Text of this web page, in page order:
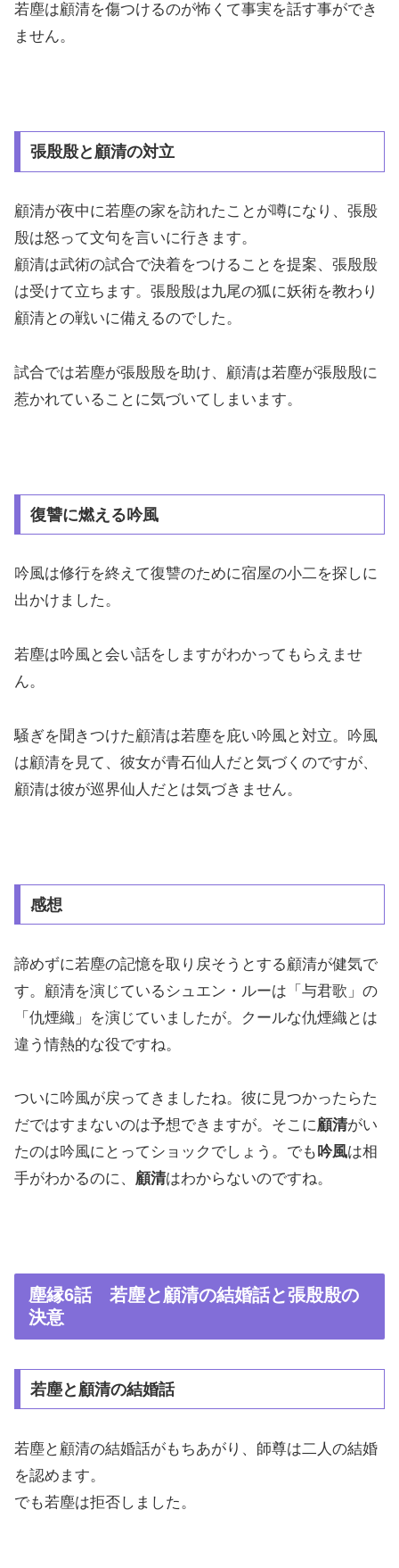
若塵は顧清を傷つけるのが怖くて事実を話す事ができ
ません。
張殷殷と顧清の対立
顧清が夜中に若塵の家を訪れたことが噂になり、張殷
殷は怒って文句を言いに行きます。
顧清は武術の試合で決着をつけることを提案、張殷殷
は受けて立ちます。張殷殷は九尾の狐に妖術を教わり
顧清との戦いに備えるのでした。
試合では若塵が張殷殷を助け、顧清は若塵が張殷殷に
惹かれていることに気づいてしまいます。
復讐に燃える吟風
吟風は修行を終えて復讐のために宿屋の小二を探しに
出かけました。
若塵は吟風と会い話をしますがわかってもらえませ
ん。
騒ぎを聞きつけた顧清は若塵を庇い吟風と対立。吟風
は顧清を見て、彼女が青石仙人だと気づくのですが、
顧清は彼が巡界仙人だとは気づきません。
感想
諦めずに若塵の記憶を取り戻そうとする顧清が健気で
す。顧清を演じているシュエン・ルーは「与君歌」の
「仇煙織」を演じていましたが。クールな仇煙織とは
違う情熱的な役ですね。
ついに吟風が戻ってきましたね。彼に見つかったらた
だではすまないのは予想できますが。そこに顧清がい
たのは吟風にとってショックでしょう。でも 吟風は相
手がわかるのに、 顧清はわからないのですね。
塵縁6話 若塵と顧清の結婚話と張殷殷の
決意
若塵と顧清の結婚話
若塵と顧清の結婚話がもちあがり、師尊は二人の結婚
を認めます。
でも若塵は拒否しました。